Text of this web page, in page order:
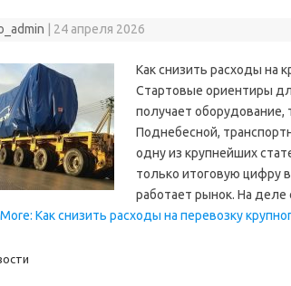
24 апреля 2026
Как снизить расходы на
Стартовые ориентиры
получает оборудование,
Поднебесной,
одну из крупнейших
только итоговую цифру
работает рынок. На
Как снизить расходы на перевозку